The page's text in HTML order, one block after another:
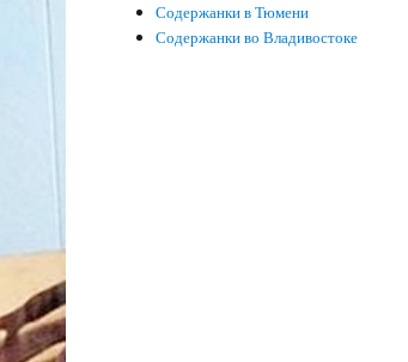
Содержанки в Тюмени
Содержанки во Владивостоке